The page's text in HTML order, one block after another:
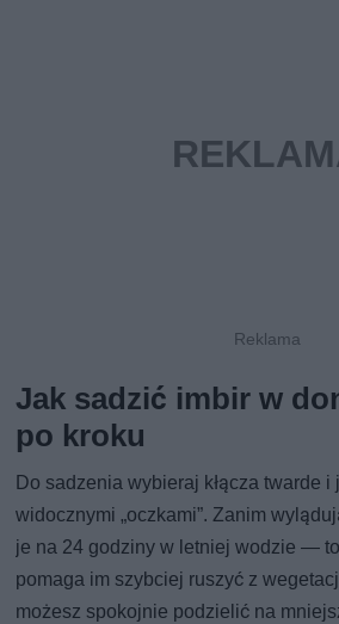
Jak sadzić imbir w
po kroku
Do sadzenia wybieraj kłącza twarde i
widocznymi „oczkami”. Zanim
je na 24 godziny w letniej wodzie — to
pomaga im szybciej ruszyć z
możesz spokojnie podzielić na